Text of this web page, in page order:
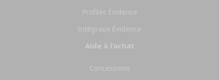
Profilés Évidence
Intégraux Évidence
Aide à l’achat
Concessions